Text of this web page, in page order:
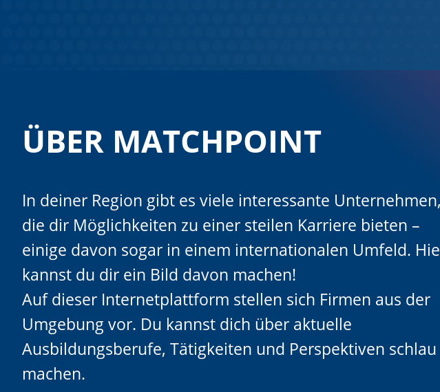
ÜBER MATCHPOINT
In deiner Region gibt es viele interessante Unternehmen,
die dir Möglichkeiten zu einer steilen Karriere bieten –
einige davon sogar in einem internationalen Umfeld.
kannst du dir ein Bild davon machen!
Auf dieser Internetplattform stellen sich Firmen aus der
Umgebung vor. Du kannst dich über aktuelle
Ausbildungsberufe, Tätigkeiten und Perspektiven schlau
machen.